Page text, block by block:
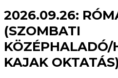
2026.09.26:
(SZOMBATI
KÖZÉPHALADÓ/
KAJAK